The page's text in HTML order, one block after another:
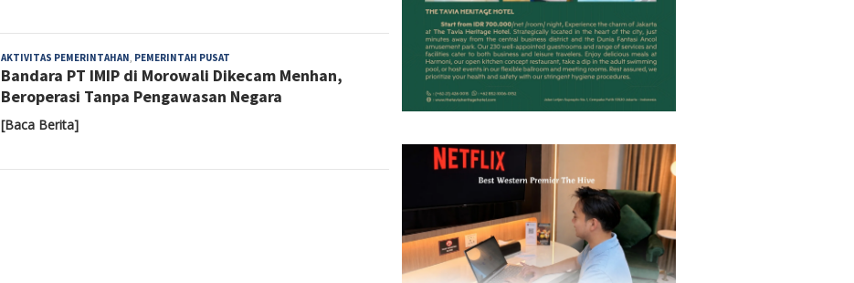
AKTIVITAS PEMERINTAHAN, PEMERINTAH PUSAT
Noviyanti
Bandara PT IMIP di Morowali Dikecam Menhan,
Beroperasi Tanpa Pengawasan Negara
[Baca Berita]